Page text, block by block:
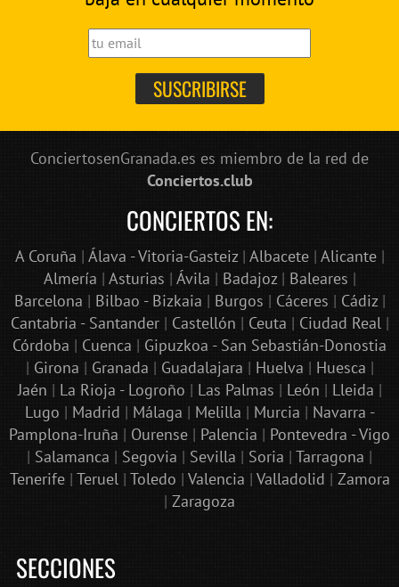
ConciertosenGranada.es es miembro de la red de
Conciertos.club
CONCIERTOS EN:
A Coruña | Álava - Vitoria-Gasteiz| Albacete| Alicante|
Almería | Asturias | Ávila | Badajoz| Baleares |
Barcelona | Bilbao - Bizkaia | Burgos | Cáceres | Cádiz|
Cantabria - Santander| Castellón | Ceuta | Ciudad Real|
Córdoba | Cuenca | Gipuzkoa - San Sebastián-Donostia
| Girona | Granada | Guadalajara | Huelva | Huesca |
Jaén | La Rioja - Logroño | Las Palmas | León | Lleida |
Lugo | Madrid | Málaga | Melilla | Murcia | Navarra -
Pamplona-Iruña | Ourense | Palencia | Pontevedra - Vigo
| Salamanca | Segovia | Sevilla | Soria | Tarragona |
Tenerife| Teruel| Toledo | Valencia | Valladolid | Zamora
| Zaragoza
SECCIONES